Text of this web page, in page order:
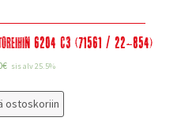
6204 C3 (71561 / 22-854)
€ sis alv 25.5%
ostoskoriin